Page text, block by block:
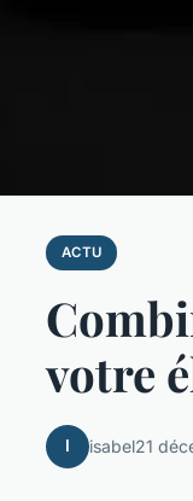
ACTU
votre
I isabel21